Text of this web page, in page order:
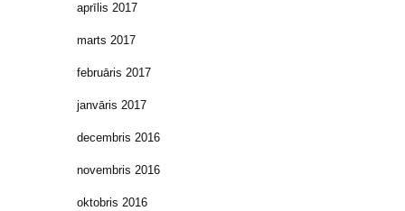
aprīlis 2017
marts 2017
februāris 2017
janvāris 2017
decembris 2016
novembris 2016
oktobris 2016